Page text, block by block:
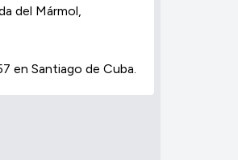
del Mármol,
en Santiago de Cuba.